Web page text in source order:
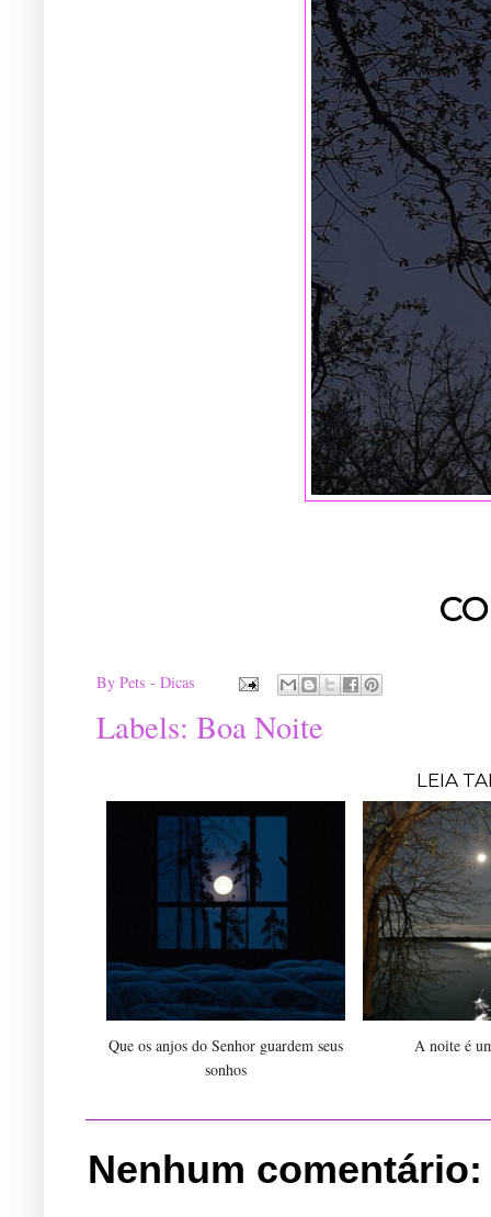
By Pets - Dicas
Labels: Boa Noite
LEIA
Que os anjos do Senhor guardem seus
sonhos
A noite é
Nenhum comentário: